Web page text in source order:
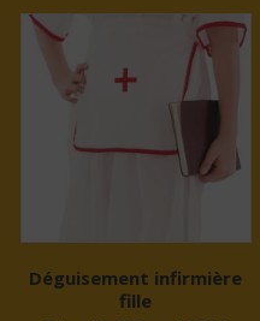
Déguisement infirmière
fille